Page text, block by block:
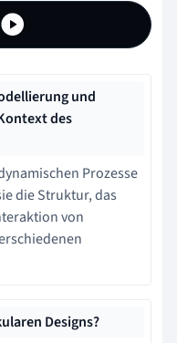
und
des
Prozesse
die Struktur, das
von
Designs?